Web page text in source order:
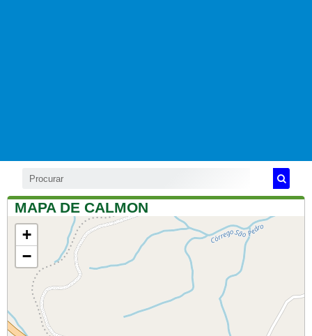
MAPA DE CALMON
+
−